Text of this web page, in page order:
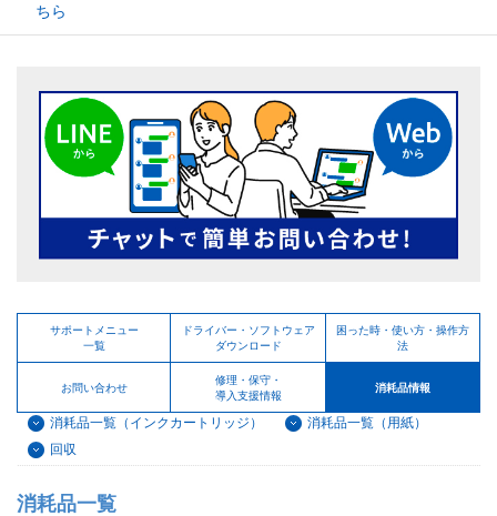
ちら
サポートメニュー
一覧
ドライバー・ソフトウェア
ダウンロード
困った時・使い方・操作方
法
お問い合わせ
修理・保守・
導入支援情報
消耗品情報
消耗品一覧（インクカートリッジ）
消耗品一覧（用紙）
回収
消耗品一覧